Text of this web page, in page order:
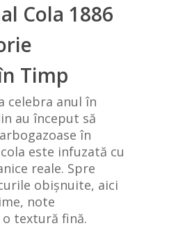
Cola 1886
Timp
celebra anul în
au început să
în
este infuzată cu
reale. Spre
obișnuite, aici
note
textură fină.